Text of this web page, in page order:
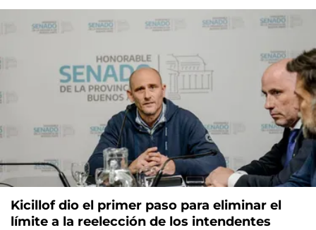
Kicillof dio el primer paso para eliminar el
límite a la reelección de los intendentes